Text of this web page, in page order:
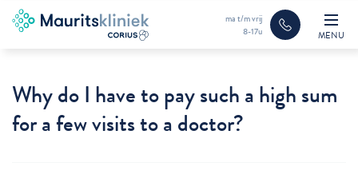
ma t/m vrij
8-17u
MENU
Why do I have to pay such a high sum
for a few visits to a doctor?